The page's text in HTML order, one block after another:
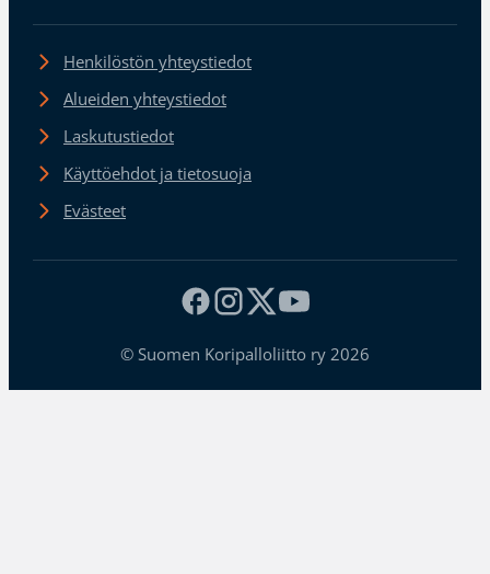
Henkilöstön yhteystiedot
Alueiden yhteystiedot
Laskutustiedot
Käyttöehdot ja tietosuoja
Evästeet
© Suomen Koripalloliitto ry 2026